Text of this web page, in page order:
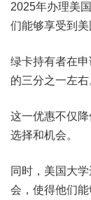
2025年办理美
们能够享受到美
绿卡持有者在
的三分之一左右
这一优惠不仅
选择和机会。
同时，美国大
会，使得他们能